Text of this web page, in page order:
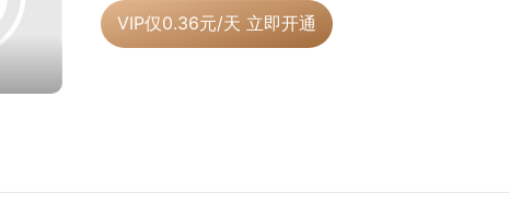
VIP仅0.36元/天 立即开通